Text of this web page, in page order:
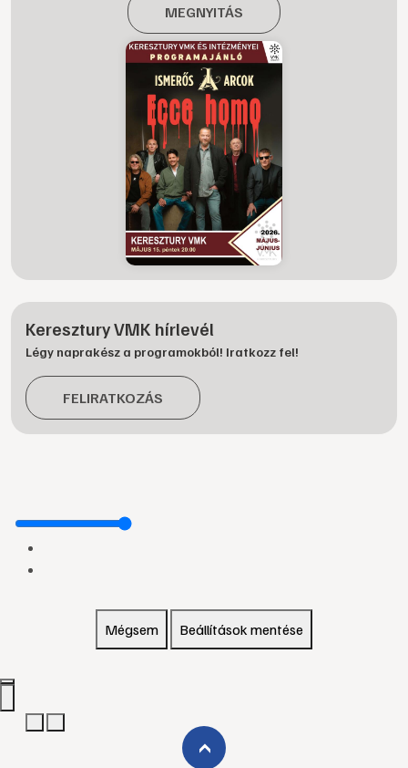
MEGNYITÁS
Keresztury VMK hírlevél
Légy naprakész a programokból! Iratkozz fel!
FELIRATKOZÁS
Mégsem Beállítások mentése
›